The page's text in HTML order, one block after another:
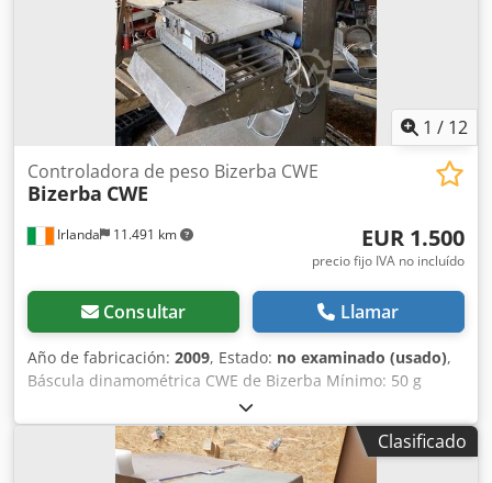
1 / 12
Irlanda 11.491 km
Controladora de peso Bizerba CWE
Bizerba CWE
EUR 1.500
precio fijo IVA no incluído
Consultar Llamar
Año de fabricación: 2009, Estado: no examinado (usado),
Báscula dinamométrica CWE de Bizerba Mínimo: 50 g
Máximo: 1500/3000 g Dodpfx Aijh Aphfe Sock e = d = 0,5/1
g
Clasificado